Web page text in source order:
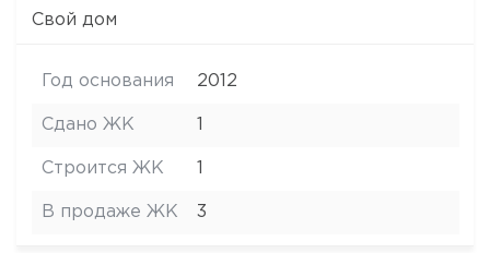
Свой дом
Год основания 2012
Сдано ЖК 1
Строится ЖК 1
В продаже ЖК 3